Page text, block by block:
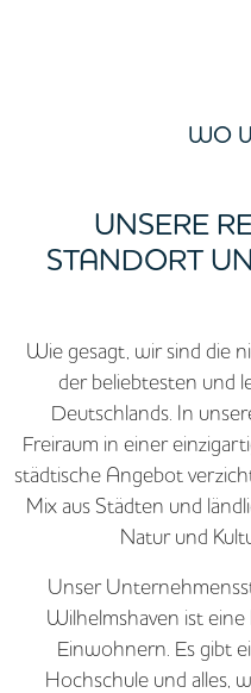
WO
UNSERE
STANDORT
Wie gesagt, wir sind die
der beliebtesten und
Deutschlands. In
Freiraum in einer
städtische Angebot
Mix aus Städten und
Natur und
Unser
Wilhelmshaven ist
Einwohnern. Es gibt
Hochschule und alles,